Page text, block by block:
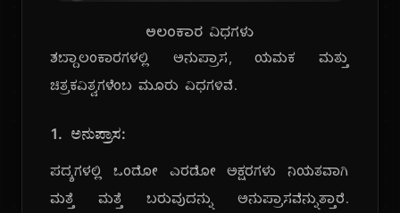
ಅಲಂಕಾರ ವಿಧಗಳು
ಶಬ್ದಾಲಂಕಾರಗಳಲ್ಲಿ ಅನುಪ್ರಾಸ, ಯಮಕ ಮತ್ತು
ಚಿತ್ರಕವಿತ್ವಗಳೆಂಬ ಮೂರು ವಿಧಗಳಿವೆ.
1. ಅನುಪ್ರಾಸ:
ಪದ್ಯಗಳಲ್ಲಿ ಒಂದೋ ಎರಡೋ ಅಕ್ಷರಗಳು ನಿಯತವಾಗಿ
ಮತ್ತೆ ಮತ್ತೆ ಬರುವುದನ್ನು ಅನುಪ್ರಾಸವೆನ್ನುತ್ತಾರೆ.